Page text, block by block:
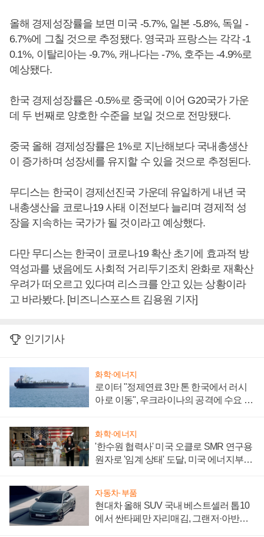
올해 경제성장률을 보면 미국 -5.7%, 일본 -5.8%, 독일 -
6.7%에 그칠 것으로 추정됐다. 영국과 프랑스는 각각 -1
0.1%, 이탈리아는 -9.7%, 캐나다는 -7%, 호주는 -4.9%로
예상됐다.
한국 경제성장률은 -0.5%로 중국에 이어 G20국가 가운
데 두 번째로 양호한 수준을 보일 것으로 전망됐다.
중국 올해 경제성장률은 1%로 지난해보다 국내총생산
이 증가하며 성장세를 유지할 수 있을 것으로 추정된다.
무디스는 한국이 경제선진국 가운데 유일하게 내년 국
내총생산을 코로나19 사태 이전보다 늘리며 경제적 성
장을 지속하는 국가가 될 것이라고 예상했다.
다만 무디스는 한국이 코로나19 확산 초기에 효과적 방
역성과를 냈음에도 사회적 거리두기조치 완화로 재확산
우려가 떠오르고 있다며 리스크를 안고 있는 상황이라
고 바라봤다. [비즈니스포스트 김용원 기자]
인기기사
화학·에너지
로이터 "정제연료 3만 톤 한국에서 러시
아로 이동", 우크라이나의 공격에 수요 늘
화학·에너지
'한수원 협력사' 미국 오클로 SMR 연구용
원자로 '임계 상태' 도달, 미국 에너지부
자동차·부품
현대차 올해 SUV 국내 베스트셀러 톱10
에서 싼타페만 자리매김, 그랜저·아반떼